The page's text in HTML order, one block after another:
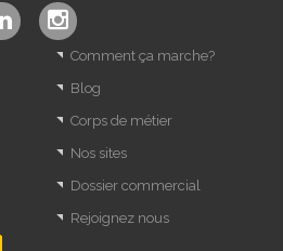
Comment ça marche?
Blog
Corps de métier
Nos sites
Dossier commercial
Rejoignez nous